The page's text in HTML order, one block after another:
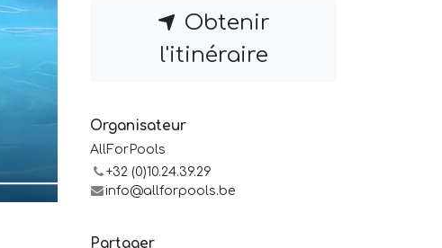
Obtenir
l'itinéraire
Organisateur
AllForPools
+32 (0)10.24.39.29
info@allforpools.be
Partager